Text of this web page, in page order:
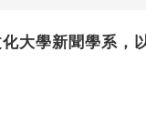
大學新聞學系，